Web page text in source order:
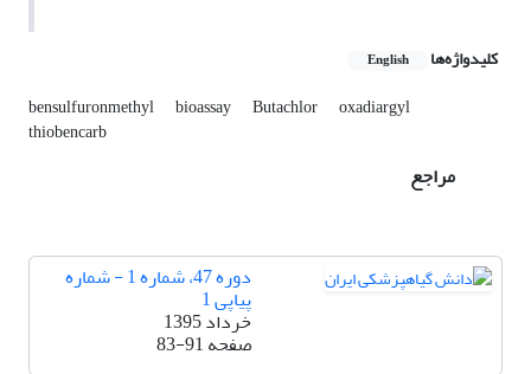
کلیدواژه‌ها English
bensulfuronmethyl bioassay Butachlor oxadiargyl
thiobencarb
مراجع
دوره 47، شماره 1 - شماره
پیاپی 1
خرداد 1395
صفحه83-91